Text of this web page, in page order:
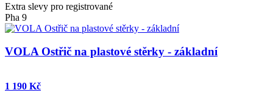
Extra slevy pro registrované
Pha 9
VOLA Ostřič na plastové stěrky - základní
1 190 Kč